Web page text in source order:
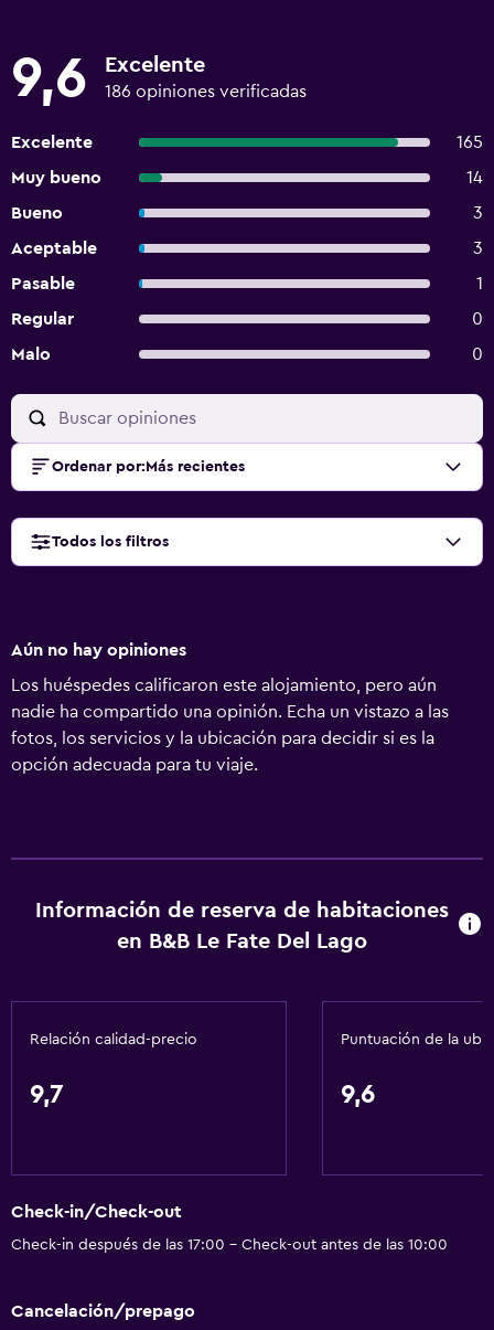
9,6 Excelente
186 opiniones verificadas
Excelente
165
Muy bueno
14
Bueno
3
Aceptable
3
Pasable
1
Regular
0
Malo
0
Ordenar por: Más recientes
Todos los filtros
Aún no hay opiniones
Los huéspedes calificaron este alojamiento, pero aún
nadie ha compartido una opinión. Echa un vistazo a las
fotos, los servicios y la ubicación para decidir si es la
opción adecuada para tu viaje.
Información de reserva de habitaciones
en B&B Le Fate Del Lago
Relación calidad-precio
9,7
Puntuación de la
9,6
Check-in/Check-out
Check-in después de las 17:00 - Check-out antes de las 10:00
Cancelación/prepago